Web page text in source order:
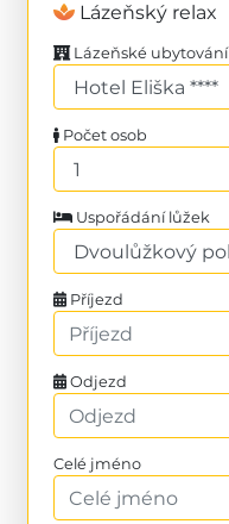
Lázeňský relax
Lázeňské ubytování
Počet osob
Uspořádání lůžek
Příjezd
Odjezd
Celé jméno